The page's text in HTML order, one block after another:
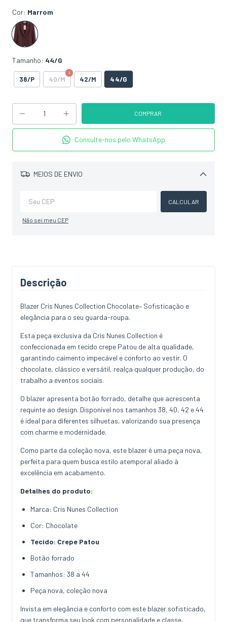
Cor: Marrom
Tamanho: 44/G
38/P 40/M 42/M 44/G
Consulte-nos pelo WhatsApp
MEIOS DE ENVIO
Alterar CEP
CALCULAR
Não sei meu CEP
Descrição
Blazer Cris Nunes Collection Chocolate– Sofisticação e
elegância para o seu guarda-roupa.
Esta peça exclusiva da Cris Nunes Collection é
confeccionada em tecido crepe Patou de alta qualidade,
garantindo caimento impecável e conforto ao vestir. O
chocolate, clássico e versátil, realça qualquer produção, do
trabalho a eventos sociais.
O blazer apresenta botão forrado, detalhe que acrescenta
requinte ao design. Disponível nos tamanhos 38, 40, 42 e 44
é ideal para diferentes silhuetas, valorizando sua presença
com charme e modernidade.
Como parte da coleção nova, este blazer é uma peça nova,
perfeita para quem busca estilo atemporal aliado à
excelência em acabamento.
Detalhes do produto:
Marca: Cris Nunes Collection
Cor: Chocolate
Tecido: Crepe Patou
Botão forrado
Tamanhos: 38 a 44
Peça nova, coleção nova
Invista em elegância e conforto com este blazer sofisticado,
que transforma seu look com personalidade e classe.